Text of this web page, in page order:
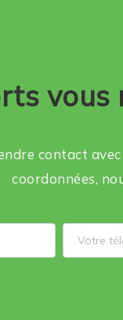
contact
coordonnées,